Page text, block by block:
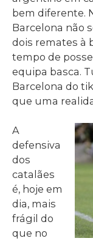
bem diferente.
Barcelona não
dois remates à
tempo de
equipa basca.
Barcelona do
que uma
A
defensiva
dos
catalães
é, hoje em
dia, mais
frágil do
que no